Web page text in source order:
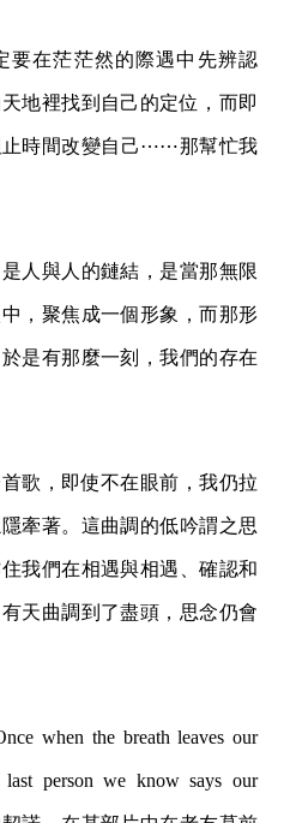
要在茫茫然的際遇中先辨認
地裡找到自己的定位，而即
止時間改變自己⋯⋯那幫忙我
人與人的鏈結，是當那無限
，聚焦成一個形象，而那形
是有那麼一刻，我們的存在
歌，即使不在眼前，我仍拉
牽著。這曲調的低吟謂之思
我們在相遇與相遇、確認和
天曲調到了盡頭，思念仍會
when the breath leaves our
person we know says our